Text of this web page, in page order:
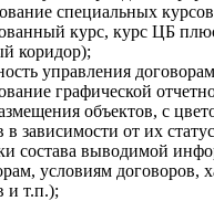
специальных
курс, курс ЦБ
коридор);
управления
графической
объектов, с
в зависимости от их
состава выводимой
условиям договоров,
и т.п.);